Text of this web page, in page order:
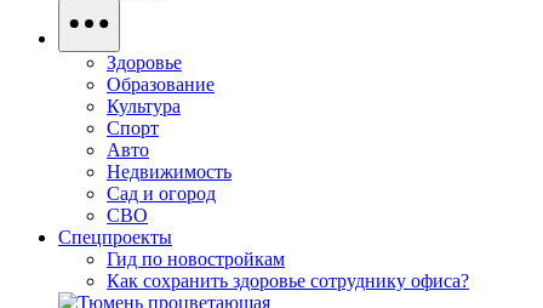
Здоровье
Образование
Культура
Спорт
Авто
Недвижимость
Сад и огород
СВО
Спецпроекты
Гид по новостройкам
Как сохранить здоровье сотруднику офиса?